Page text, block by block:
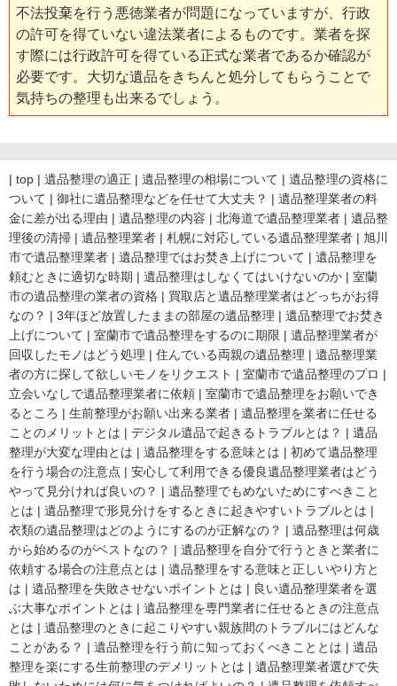
不法投棄を行う悪徳業者が問題になっていますが、行政
の許可を得ていない違法業者によるものです。業者を探
す際には行政許可を得ている正式な業者であるか確認が
必要です。大切な遺品をきちんと処分してもらうことで
気持ちの整理も出来るでしょう。
| top | 遺品整理の適正 | 遺品整理の相場について | 遺品整理の資格に
ついて | 御社に遺品整理などを任せて大丈夫？ | 遺品整理業者の料
金に差が出る理由 | 遺品整理の内容 | 北海道で遺品整理業者 | 遺品整
理後の清掃 | 遺品整理業者 | 札幌に対応している遺品整理業者 | 旭川
市で遺品整理業者 | 遺品整理ではお焚き上げについて | 遺品整理を
頼むときに適切な時期 | 遺品整理はしなくてはいけないのか | 室蘭
市の遺品整理の業者の資格 | 買取店と遺品整理業者はどっちがお得
なの？ | 3年ほど放置したままの部屋の遺品整理 | 遺品整理でお焚き
上げについて | 室蘭市で遺品整理をするのに期限 | 遺品整理業者が
回収したモノはどう処理 | 住んでいる両親の遺品整理 | 遺品整理業
者の方に探して欲しいモノをリクエスト | 室蘭市で遺品整理のプロ |
立会いなしで遺品整理業者に依頼 | 室蘭市で遺品整理をお願いでき
るところ | 生前整理がお願い出来る業者 | 遺品整理を業者に任せる
ことのメリットとは | デジタル遺品で起きるトラブルとは？ | 遺品
整理が大変な理由とは | 遺品整理をする意味とは | 初めて遺品整理
を行う場合の注意点 | 安心して利用できる優良遺品整理業者はどう
やって見分ければ良いの？ | 遺品整理でもめないためにすべきこと
とは | 遺品整理で形見分けをするときに起きやすいトラブルとは |
衣類の遺品整理はどのようにするのが正解なの？ | 遺品整理は何歳
から始めるのがベストなの？ | 遺品整理を自分で行うときと業者に
依頼する場合の注意点とは | 遺品整理をする意味と正しいやり方と
は | 遺品整理を失敗させないポイントとは | 良い遺品整理業者を選
ぶ大事なポイントとは | 遺品整理を専門業者に任せるときの注意点
とは | 遺品整理のときに起こりやすい親族間のトラブルにはどんな
ことがある？ | 遺品整理を行う前に知っておくべきこととは | 遺品
整理を楽にする生前整理のデメリットとは | 遺品整理業者選びで失